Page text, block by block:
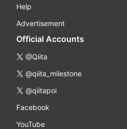
Help
Advertisement
Official Accounts
@Qiita
@qiita_milestone
@qiitapoi
Facebook
YouTube